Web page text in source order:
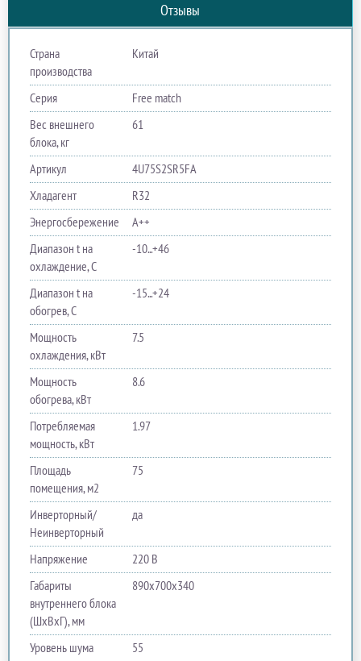
Отзывы
Страна
производства
Китай
Серия
Free match
Вес внешнего
блока, кг
61
Артикул
4U75S2SR5FA
Хладагент
R32
Энергосбережение
A++
Диапазон t на
охлаждение, С
-10...+46
Диапазон t на
обогрев, С
-15...+24
Мощность
охлаждения, кВт
7.5
Мощность
обогрева, кВт
8.6
Потребляемая
мощность, кВт
1.97
Площадь
помещения, м2
75
Инверторный/
Неинверторный
да
Напряжение
220 В
Габариты
внутреннего блока
(ШхВхГ), мм
890х700х340
Уровень шума
55